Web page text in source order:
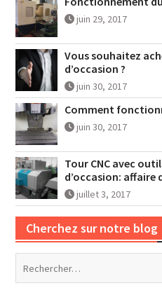
juin 29, 2017
Vous souhaitez
d’occasion ?
juin 30, 2017
Comment
juin 30, 2017
Tour CNC avec
d’occasion: affaire
juillet 3, 2017
Cherchez sur notre blog